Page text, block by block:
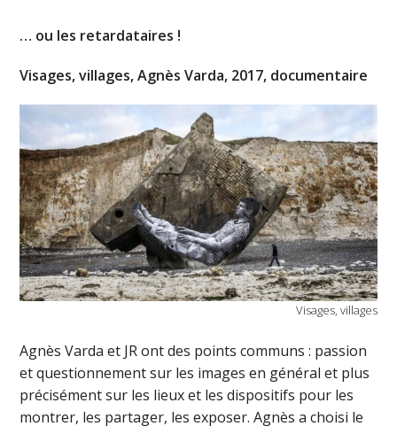
… ou les retardataires !
Visages, villages, Agnès Varda, 2017, documentaire
Visages, villages
Agnès Varda et JR ont des points communs : passion
et questionnement sur les images en général et plus
précisément sur les lieux et les dispositifs pour les
montrer, les partager, les exposer. Agnès a choisi le